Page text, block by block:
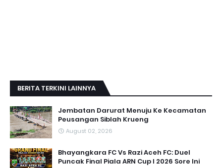
BERITA TERKINI LAINNYA
Jembatan Darurat Menuju Ke Kecamatan
Peusangan Siblah Krueng
August 02, 2026
Bhayangkara FC Vs Razi Aceh FC: Duel
Puncak Final Piala ARN Cup I 2026 Sore Ini